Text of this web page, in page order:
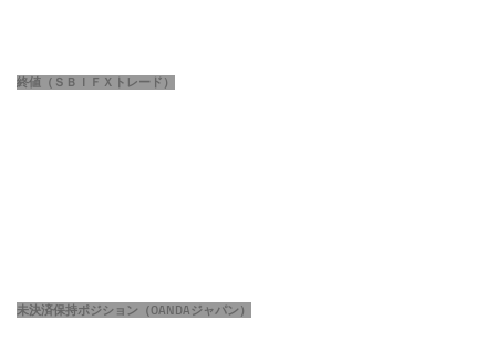
終値（ＳＢＩＦＸトレード）
未決済保持ポジション（OANDAジャパン）